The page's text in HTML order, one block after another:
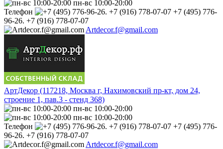
пн-вс 10:00-20:00
Телефон
+7 (495) 776-
96-26. +7 (916) 778-07-07
Artdecor.f@gmail.com
АртДекор (117218, Москва г, Нахимовский пр-кт, дом 24,
строение 1, пав.3 - стенд 368)
пн-вс 10:00-20:00
пн-вс 10:00-20:00
Телефон
+7 (495) 776-
96-26. +7 (916) 778-07-07
Artdecor.f@gmail.com